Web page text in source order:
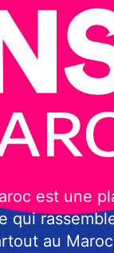
est une
qui
au